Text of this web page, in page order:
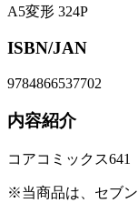
A5変形 324P
ISBN/JAN
9784866537702
内容紹介
コアコミックス641
※当商品は、セブン